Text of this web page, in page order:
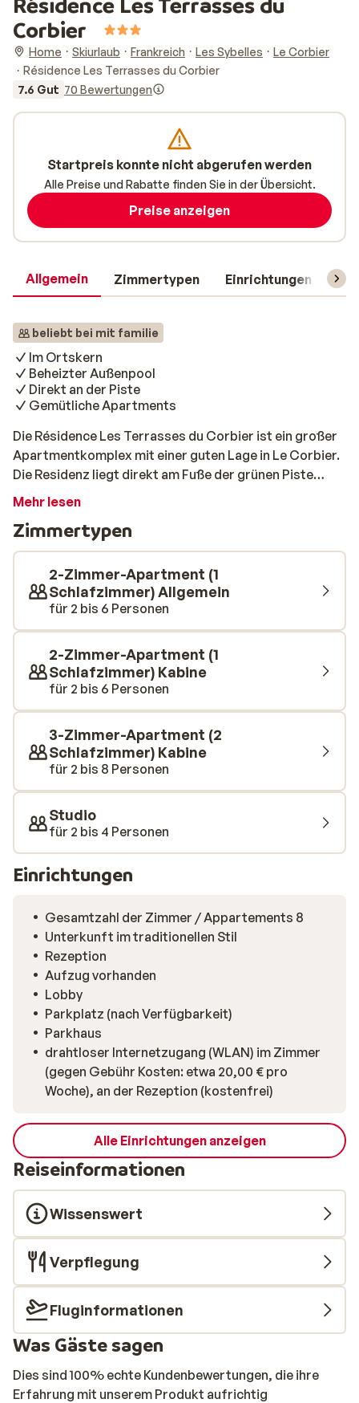
Corbier
Home Skiurlaub Frankreich Les Sybelles
Le Corbier
Résidence Les Terrasses du Corbier
7.6 Gut 70 Bewertungen
Allgemein Zimmertypen Einrichtungen
beliebt bei mit familie
Im Ortskern
Beheizter Außenpool
Direkt an der Piste
Gemütliche Apartments
Die Résidence Les Terrasses du Corbier ist ein großer
Apartmentkomplex mit einer guten Lage in Le Corbier.
Die Residenz liegt direkt am Fuße der grünen Piste
„Grand Crozat Praz de Pierées“ und in der Nähe des
Zentrum. Der Komplex besteht aus zehn Etagen und
bietet einen herrlichen Blick auf die schneebedeckten
Gipfel des Skigebiets Sybelles. Die Zimmer sind schön
eingerichtet und haben jeweils einen Balkon bzw. eine
Terrasse. Zum Aufwärmen bieten sich der beheizte
Außenpool und die Sauna (Aufpreis) an. So bekommen
Sie wieder genug Energie für den nächsten Tag auf den
Pisten!
Mehr lesen
Zimmertypen
2-Zimmer-Apartment (1
Schlafzimmer) Allgemein
für 2 bis 6 Personen
2-Zimmer-Apartment (1
Schlafzimmer) Kabine
für 2 bis 6 Personen
3-Zimmer-Apartment (2
Schlafzimmer) Kabine
für 2 bis 8 Personen
Studio
für 2 bis 4 Personen
Einrichtungen
Gesamtzahl der Zimmer / Appartements 8
Unterkunft im traditionellen Stil
Rezeption
Aufzug vorhanden
Lobby
Parkplatz (nach Verfügbarkeit)
Parkhaus
drahtloser Internetzugang (WLAN) im Zimmer
(gegen Gebühr Kosten: etwa 20,00 € pro
Woche), an der Rezeption (kostenfrei)
Alle Einrichtungen anzeigen
Reiseinformationen
Wissenswert
Verpflegung
Fluginformationen
Was Gäste sagen
Dies sind 100% echte Kundenbewertungen, die ihre
Erfahrung mit unserem Produkt aufrichtig
Startpreis konnte nicht abgerufen werden
Alle Preise und Rabatte finden Sie in der Übersicht.
Preise anzeigen